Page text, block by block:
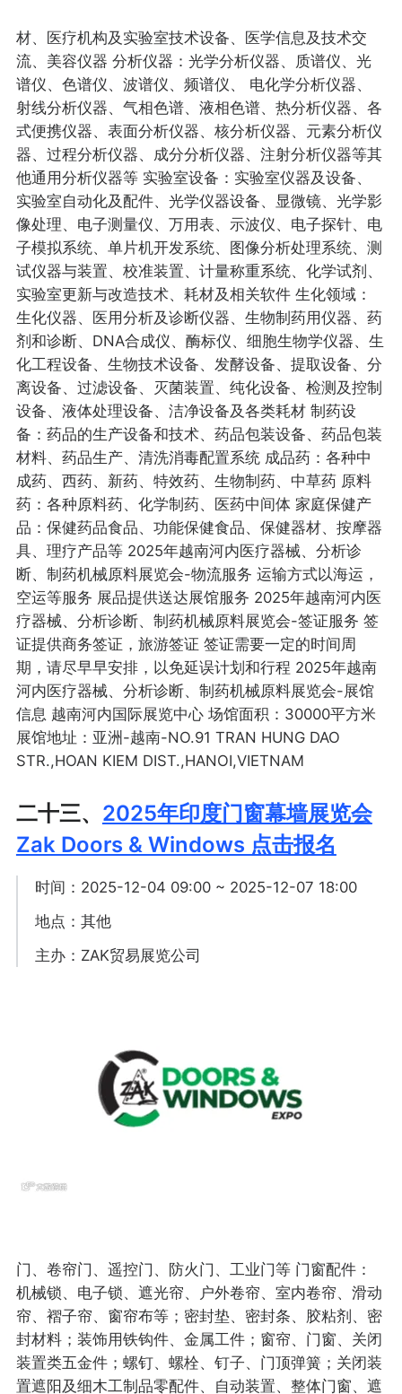
材、医疗机构及实验室技术设备、医学信息及技术交
流、美容仪器 分析仪器：光学分析仪器、质谱仪、光
谱仪、色谱仪、波谱仪、频谱仪、 电化学分析仪器、
射线分析仪器、气相色谱、液相色谱、热分析仪器、各
式便携仪器、表面分析仪器、核分析仪器、元素分析仪
器、过程分析仪器、成分分析仪器、注射分析仪器等其
他通用分析仪器等 实验室设备：实验室仪器及设备、
实验室自动化及配件、光学仪器设备、显微镜、光学影
像处理、电子测量仪、万用表、示波仪、电子探针、电
子模拟系统、单片机开发系统、图像分析处理系统、测
试仪器与装置、校准装置、计量称重系统、化学试剂、
实验室更新与改造技术、耗材及相关软件 生化领域：
生化仪器、医用分析及诊断仪器、生物制药用仪器、药
剂和诊断、DNA合成仪、酶标仪、细胞生物学仪器、生
化工程设备、生物技术设备、发酵设备、提取设备、分
离设备、过滤设备、灭菌装置、纯化设备、检测及控制
设备、液体处理设备、洁净设备及各类耗材 制药设
备：药品的生产设备和技术、药品包装设备、药品包装
材料、药品生产、清洗消毒配置系统 成品药：各种中
成药、西药、新药、特效药、生物制药、中草药 原料
药：各种原料药、化学制药、医药中间体 家庭保健产
品：保健药品食品、功能保健食品、保健器材、按摩器
具、理疗产品等 2025年越南河内医疗器械、分析诊
断、制药机械原料展览会-物流服务 运输方式以海运，
空运等服务 展品提供送达展馆服务 2025年越南河内医
疗器械、分析诊断、制药机械原料展览会-签证服务 签
证提供商务签证，旅游签证 签证需要一定的时间周
期，请尽早早安排，以免延误计划和行程 2025年越南
河内医疗器械、分析诊断、制药机械原料展览会-展馆
信息 越南河内国际展览中心 场馆面积：30000平方米
展馆地址：亚洲-越南-NO.91 TRAN HUNG DAO
STR.,HOAN KIEM DIST.,HANOI,VIETNAM
二十三、 2025年印度门窗幕墙展览会
Zak Doors & Windows 点击报名
时间：2025-12-04 09:00 ~ 2025-12-07 18:00
地点：其他
主办：ZAK贸易展览公司
门、卷帘门、遥控门、防火门、工业门等 门窗配件：
机械锁、电子锁、遮光帘、户外卷帘、室内卷帘、滑动
帘、褶子帘、窗帘布等；密封垫、密封条、胶粘剂、密
封材料；装饰用铁钩件、金属工件；窗帘、门窗、关闭
装置类五金件；螺钉、螺栓、钉子、门顶弹簧；关闭装
置遮阳及细木工制品零配件、自动装置、整体门窗、遮